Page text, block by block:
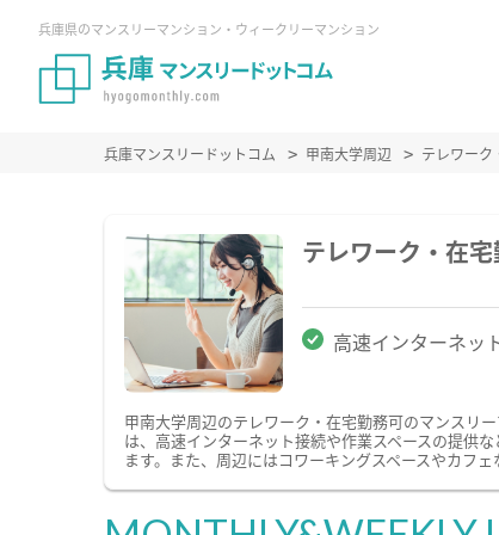
兵庫県のマンスリーマンション・ウィークリーマンション
兵庫マンスリードットコム 甲南大学周辺 テレワーク
テレワーク・在
高速インターネッ
甲南大学周辺のテレワーク・在宅勤務可のマンスリ
は、高速インターネット接続や作業スペースの提供
ます。また、周辺にはコワーキングスペースやカフ